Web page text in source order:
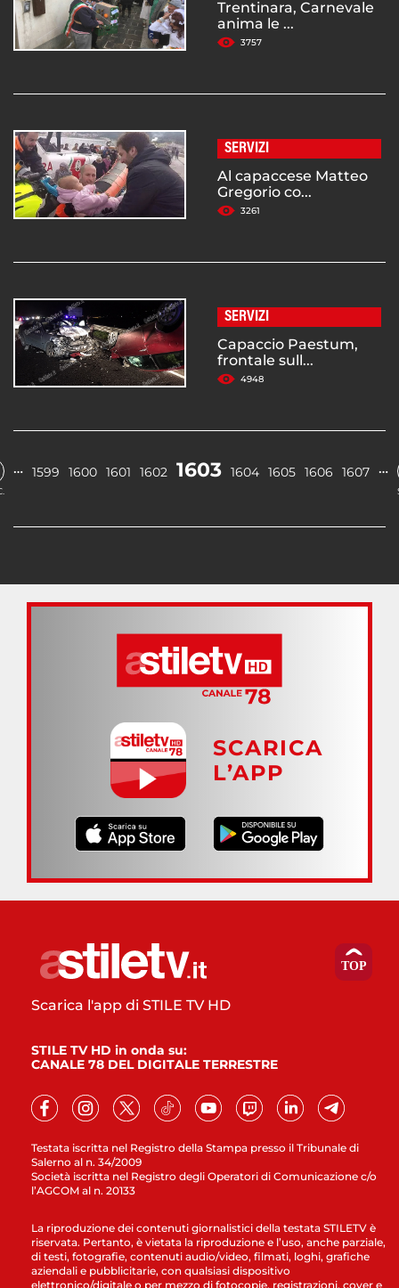
Trentinara, Carnevale
anima le ...
3757
SERVIZI
Al capaccese Matteo
Gregorio co...
3261
SERVIZI
Capaccio Paestum,
frontale sull...
4948
… 1599 1600 1601 1602 1603 1604 1605 1606 1607 …
SCARICA
L’APP
Testata iscritta nel Registro della Stampa presso il Tribunale di
Salerno al n. 34/2009
Società iscritta nel Registro degli Operatori di Comunicazione c/o
l’AGCOM al n. 20133
Scarica l'app di STILE TV HD
STILE TV HD in onda su:
CANALE 78 DEL DIGITALE TERRESTRE
La riproduzione dei contenuti giornalistici della testata STILETV è
riservata. Pertanto, è vietata la riproduzione e l’uso, anche parziale,
di testi, fotografie, contenuti audio/video, filmati, loghi, grafiche
aziendali e pubblicitarie, con qualsiasi dispositivo
elettronico/digitale o per mezzo di fotocopie, registrazioni, cover e